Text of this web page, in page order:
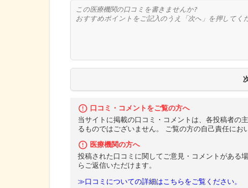
口コミ・コメントをご覧の方へ
当サイトに掲載の口コミ・コメントは、各投稿者の
るものではございません。 ご覧の方の自己責任にお
医療機関の方へ
投稿された口コミに関してご意見・コメントがある
らご返信いただけます。
≫口コミについての詳細はこちらをご覧ください。